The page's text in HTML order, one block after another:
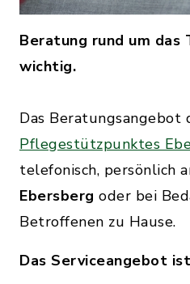
Beratung rund um das
wichtig.
Das Beratungsangebot
Pflegestützpunktes
telefonisch, persönlich
Ebersberg oder bei
Betroffenen zu Hause.
Das Serviceangebot